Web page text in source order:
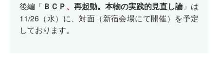
後編「 ＢＣＰ 、 再起動。本物の実践的見直し論」は
11/26（水）に、対面（新宿会場にて開催）を予定
しております。